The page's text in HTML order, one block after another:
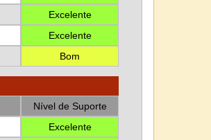
Excelente
Excelente
Bom
Nível de Suporte
Excelente